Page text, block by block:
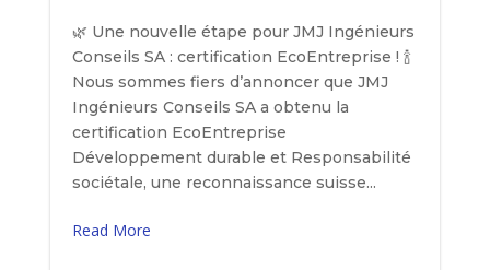
🌿 Une nouvelle étape pour JMJ Ingénieurs
Conseils SA : certification EcoEntreprise ! 🍾
Nous sommes fiers d’annoncer que JMJ
Ingénieurs Conseils SA a obtenu la
certification EcoEntreprise
Développement durable et Responsabilité
sociétale, une reconnaissance suisse...
Read More